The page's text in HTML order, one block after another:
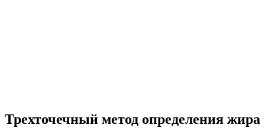
Трехточечный метод определения жира